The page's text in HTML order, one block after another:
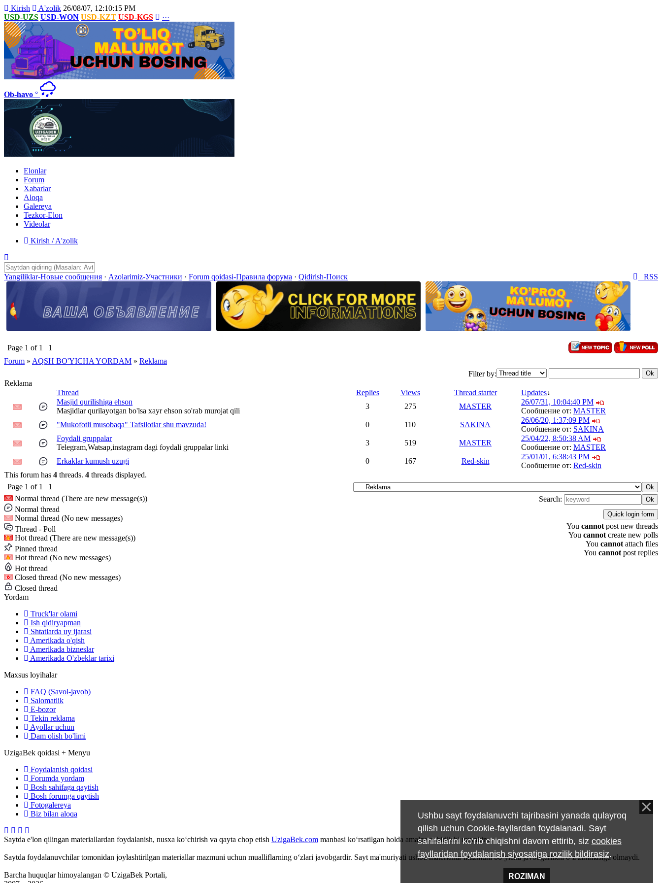
Kirish A'zolik 26/08/07, 12:10:15 PM
USD-UZS USD-WON USD-KZT USD-KGS ···
Ob-havo °
Elonlar
Forum
Xabarlar
Aloqa
Galereya
Tezkor-Elon
Videolar
Kirish / A'zolik
RSS
Yangiliklar-Новые сообщения · Azolarimiz-Участники · Forum qoidasi-Правила форума · Qidirish-Поиск
Page 1 of 1
1
Forum » AQSH BO'YICHA YORDAM » Reklama
Filter by:
Reklama
Thread
Replies Views Thread starter Updates↓
Masjid qurilishiga ehson
Masjidlar qurilayotgan bo'lsa xayr ehson so'rab murojat qili
3 275 MASTER
26/07/31, 10:04:40 PM
Сообщение от: MASTER
"Mukofotli musobaqa" Tafsilotlar shu mavzuda!
0 110 SAKINA
26/06/20, 1:37:09 PM
Сообщение от: SAKINA
Foydali gruppalar
Telegram,Watsap,instagram dagi foydali gruppalar linki
3 519 MASTER
25/04/22, 8:50:38 AM
Сообщение от: MASTER
Erkaklar kumush uzugi
0 167 Red-skin
25/01/01, 6:38:43 PM
Сообщение от: Red-skin
This forum has 4 threads. 4 threads displayed.
Page 1 of 1
1
Normal thread (There are new message(s))
Normal thread
Normal thread (No new messages)
Thread - Poll
Hot thread (There are new message(s))
Pinned thread
Hot thread (No new messages)
Hot thread
Closed thread (No new messages)
Closed thread
Search:
You cannot post new threads
You cannot create new polls
You cannot attach files
You cannot post replies
Yordam
Truck'lar olami
Ish qidiryapman
Shtatlarda uy ijarasi
Amerikada o'qish
Amerikada bizneslar
Amerikada O'zbeklar tarixi
Maxsus loyihalar
FAQ (Savol-javob)
Salomatlik
E-bozor
Tekin reklama
Ayollar uchun
Dam olish bo'limi
UzigaBek qoidasi + Menyu
Foydalanish qoidasi
Forumda yordam
Bosh sahifaga qaytish
Bosh forumga qaytish
Fotogalereya
Biz bilan aloqa
Saytda e'lon qilingan materiallardan foydalanish, nusxa ko‘chirish va qayta chop etish UzigaBek.com manbasi ko‘rsatilgan holda amalga oshirilishi mumkin.
Saytda foydalanuvchilar tomonidan joylashtirilgan materiallar mazmuni uchun mualliflarning o‘zlari javobgardir. Sayt ma'muriyati ushbu materiallar mazmuni bo‘yicha javobgarlikni o‘z zimmasiga olmaydi.
Barcha huquqlar himoyalangan © UzigaBek Portali,
Ushbu sayt foydalanuvchi tajribasini yanada qulayroq
qilish uchun Cookie-fayllardan foydalanadi. Sayt
sahifalarini ko'rib chiqishni davom ettirib, siz cookies
fayllaridan foydalanish siyosatiga rozilik bildirasiz.
ROZIMAN